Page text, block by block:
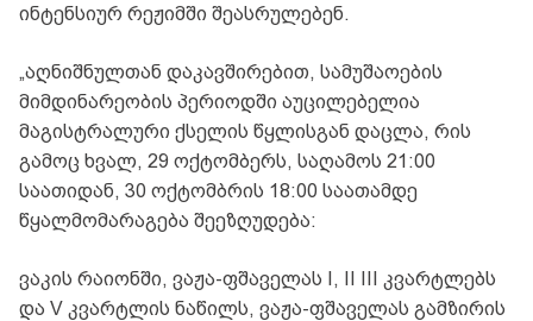
ინტენსიურ რეჟიმში შეასრულებენ.
„აღნიშნულთან დაკავშირებით, სამუშაოების
მიმდინარეობის პერიოდში აუცილებელია
მაგისტრალური ქსელის წყლისგან დაცლა, რის
გამოც ხვალ, 29 ოქტომბერს, საღამოს 21:00
საათიდან, 30 ოქტომბრის 18:00 საათამდე
წყალმომარაგება შეეზღუდება:
ვაკის რაიონში, ვაჟა-ფშაველას I, II III კვარტლებს
და V კვარტლის ნაწილს, ვაჟა-ფშაველას გამზირის